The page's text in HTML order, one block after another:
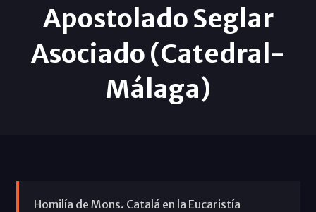
Apostolado Seglar
Asociado (Catedral-
Málaga)
Homilía de Mons. Catalá en la Eucaristía